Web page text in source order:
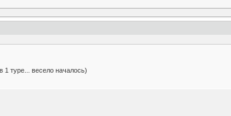
1 туре... весело началось)